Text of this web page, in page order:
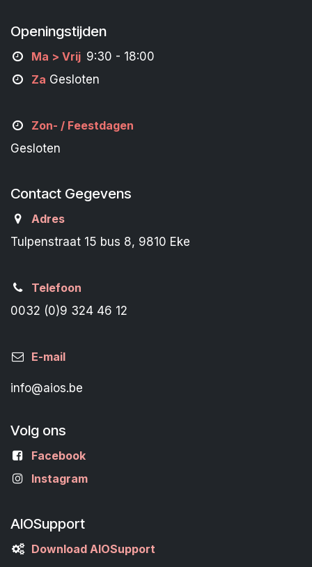
Openingstijden
Ma > Vrij 9:30 - 18:00
Za Gesloten
Zon- / Feestdagen
Gesloten
Contact Gegevens
Adres
Tulpenstraat 15 bus 8, 9810 Eke
Telefoon
0032 (0)9 324 46 12
E-mail
info@aios.be
Volg ons
Facebook
Instagram
AIOSupport
Download AIOSupport